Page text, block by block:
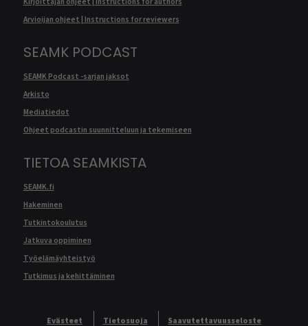
Arvioijan ohjeet | Instructions for reviewers
SEAMK PODCAST
SEAMK Podcast -sarjan jaksot
Arkisto
Mediatiedot
Ohjeet podcastin suunnitteluun ja tekemiseen
TIETOA SEAMKISTA
SEAMK.fi
Hakeminen
Tutkintokoulutus
Jatkuva oppiminen
Työelämäyhteistyö
Tutkimus ja kehittäminen
Evästeet Tietosuoja Saavutettavuusseloste